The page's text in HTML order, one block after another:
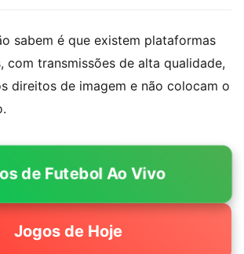
sabem é que existem plataformas
com transmissões de alta qualidade,
direitos de imagem e não colocam o
de Futebol Ao Vivo
Jogos de Hoje